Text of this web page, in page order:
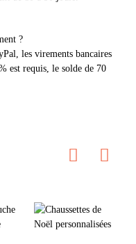
?
les virements bancaires
est requis, le solde de 70